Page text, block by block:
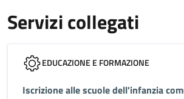
Servizi collegati
EDUCAZIONE E FORMAZIONE
Iscrizione alle scuole dell'infanzia